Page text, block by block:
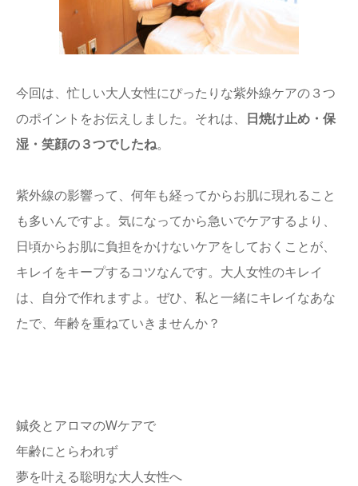
今回は、忙しい大人女性にぴったりな紫外線ケアの３つ
のポイントをお伝えしました。それは、 日焼け止め・保
湿・笑顔の３つでしたね。
紫外線の影響って、何年も経ってからお肌に現れること
も多いんですよ。気になってから急いでケアするより、
日頃からお肌に負担をかけないケアをしておくことが、
キレイをキープするコツなんです。大人女性のキレイ
は、自分で作れますよ。ぜひ、私と一緒にキレイなあな
たで、年齢を重ねていきませんか？
鍼灸とアロマのWケアで
年齢にとらわれず
夢を叶える聡明な大人女性へ